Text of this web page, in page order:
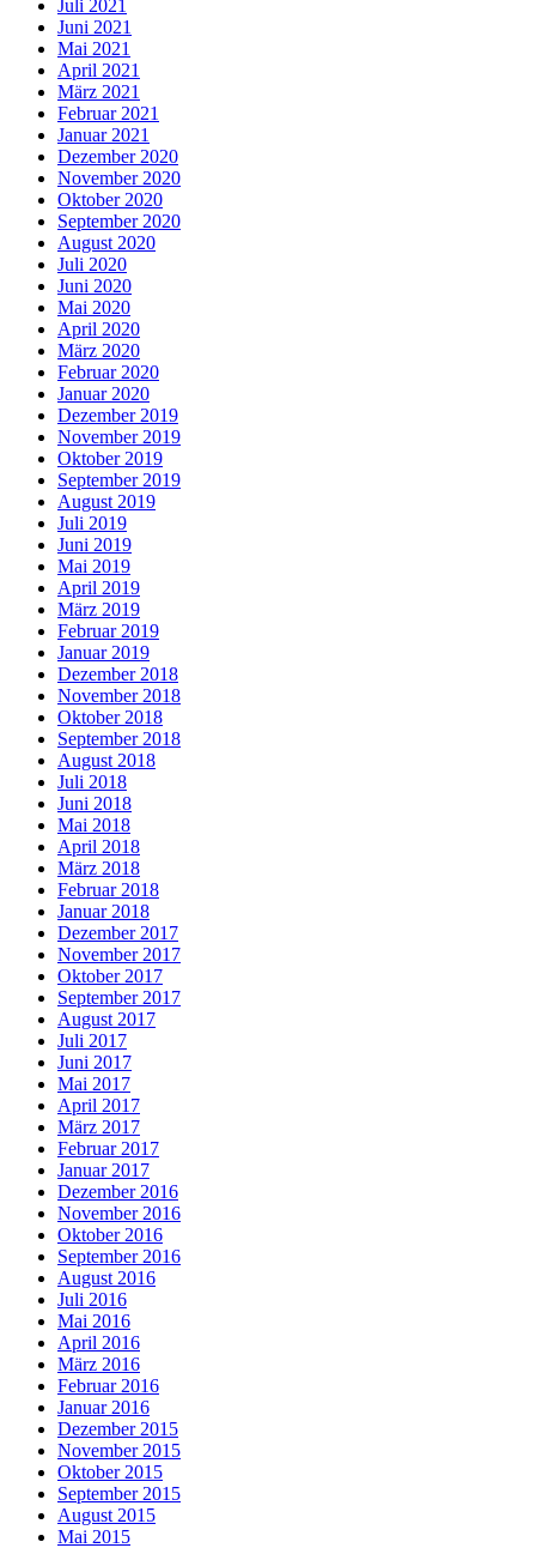
Juli 2021
Juni 2021
Mai 2021
April 2021
März 2021
Februar 2021
Januar 2021
Dezember 2020
November 2020
Oktober 2020
September 2020
August 2020
Juli 2020
Juni 2020
Mai 2020
April 2020
März 2020
Februar 2020
Januar 2020
Dezember 2019
November 2019
Oktober 2019
September 2019
August 2019
Juli 2019
Juni 2019
Mai 2019
April 2019
März 2019
Februar 2019
Januar 2019
Dezember 2018
November 2018
Oktober 2018
September 2018
August 2018
Juli 2018
Juni 2018
Mai 2018
April 2018
März 2018
Februar 2018
Januar 2018
Dezember 2017
November 2017
Oktober 2017
September 2017
August 2017
Juli 2017
Juni 2017
Mai 2017
April 2017
März 2017
Februar 2017
Januar 2017
Dezember 2016
November 2016
Oktober 2016
September 2016
August 2016
Juli 2016
Mai 2016
April 2016
März 2016
Februar 2016
Januar 2016
Dezember 2015
November 2015
Oktober 2015
September 2015
August 2015
Mai 2015